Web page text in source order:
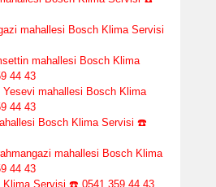
mahallesi Bosch Klima Servisi
mahallesi Bosch Klima
44 43
mahallesi Bosch Klima
44 43
Bosch Klima Servisi ☎️
mahallesi Bosch Klima
44 43
Klima Servisi ☎️ 0541 359 44 43